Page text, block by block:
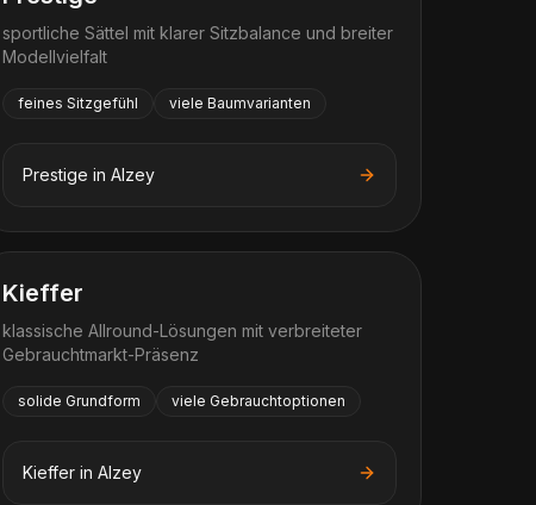
sportliche Sättel mit klarer Sitzbalance und breiter
Modellvielfalt
feines Sitzgefühl viele Baumvarianten
Prestige in Alzey
Kieffer
klassische Allround-Lösungen mit verbreiteter
Gebrauchtmarkt-Präsenz
solide Grundform viele Gebrauchtoptionen
Kiefferin Alzey